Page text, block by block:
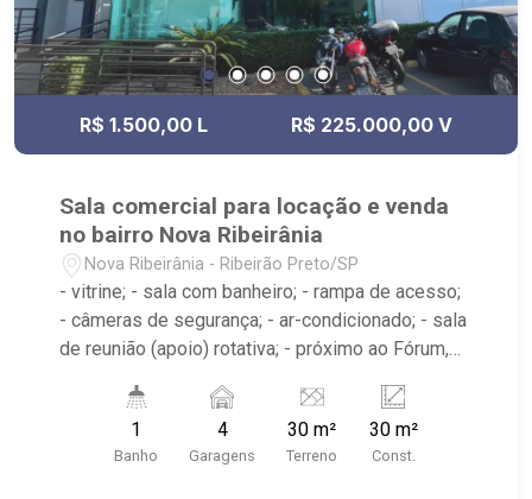
R$ 1.500,00 L R$ 225.000,00 V
Sala comercial para locação e venda
no bairro Nova Ribeirânia
Nova Ribeirânia - Ribeirão Preto/SP
- vitrine; - sala com banheiro; - rampa de acesso;
- câmeras de segurança; - ar-condicionado; - sala
de reunião (apoio) rotativa; - próximo ao Fórum,
1
Banho
4
Garagens
30 m²
Terreno
30 m²
Const.